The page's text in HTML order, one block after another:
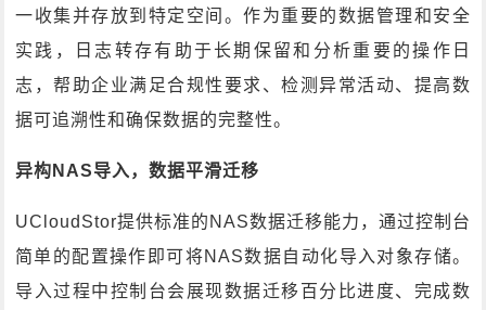
一收集并存放到特定空间。作为重要的数据管理和安全
实践，日志转存有助于长期保留和分析重要的操作日
志，帮助企业满足合规性要求、检测异常活动、提高数
据可追溯性和确保数据的完整性。
异构NAS导入，数据平滑迁移
UCloudStor提供标准的NAS数据迁移能力，通过控制台
简单的配置操作即可将NAS数据自动化导入对象存储。
导入过程中控制台会展现数据迁移百分比进度、完成数